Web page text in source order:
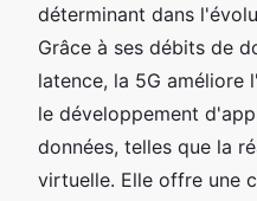
déterminant dans
Grâce à ses débits de
latence, la 5G améliore l'
le développement
données, telles que la
virtuelle. Elle offre une